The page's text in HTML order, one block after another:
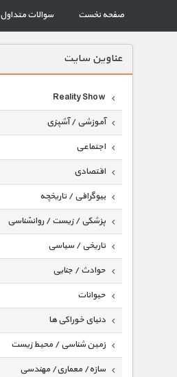
صفحه نخست سوالات متداول
عناوين سايت
Reality Show
آموزشی / آشپزی
اجتماعی
اقتصادی
بیوگرافی / تاریخچه
پزشکی / زیست / روانشناسی
تاریخی / سیاسی
حوادث / جنایی
حیوانات
دنیای خوراکی ها
زمین شناسی / محیط زیست
سازه/ معماری/ مهندسی